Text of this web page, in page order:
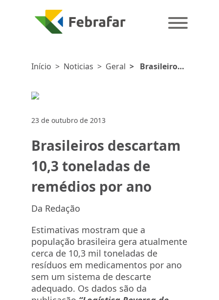
Início > Noticias > Geral > Brasileiros
23 de outubro de 2013
Brasileiros descartam
10,3 toneladas de
remédios por ano
Da Redação
Estimativas mostram que a
população brasileira gera atualmente
cerca de 10,3 mil toneladas de
resíduos em medicamentos por ano
sem um sistema de descarte
adequado. Os dados são da